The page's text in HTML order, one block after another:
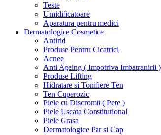
Teste
Umidificatoare
Aparatura pentru medici
Dermatologice Cosmetice
Antirid
Produse Pentru Cicatrici
Acnee
Anti Ageing ( Impotriva Imbatranirii )
Produse Lifting
Hidratare si Tonifiere Ten
Ten Cuperozic
Piele cu Discromii ( Pete )
Piele Uscata Constitutional
Piele Grasa
Dermatologice Par si Cap